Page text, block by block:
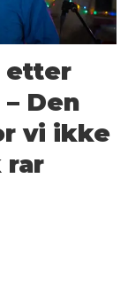
etter
Den
vi ikke
rar